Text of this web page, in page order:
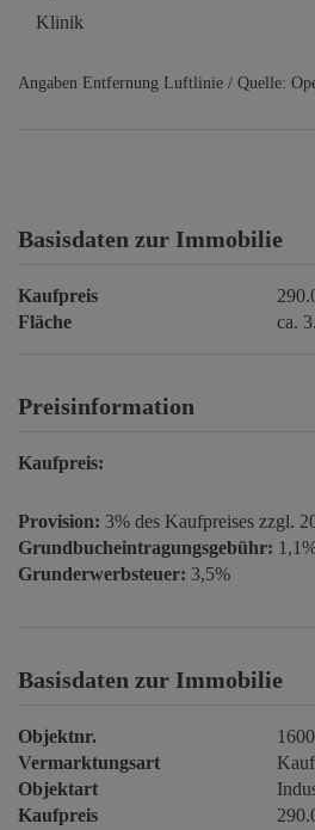
Klinik
Angaben Entfernung Luftlinie / Quelle:
Basisdaten zur Immobilie
Kaufpreis
Fläche
ca.
Preisinformation
Kaufpreis:
Provision: 3% des Kaufpreises zzgl.
Grundbucheintragungsgebühr:
Grunderwerbsteuer: 3,5%
Basisdaten zur Immobilie
Objektnr.
1600
Vermarktungsart
Kauf
Objektart
Kaufpreis